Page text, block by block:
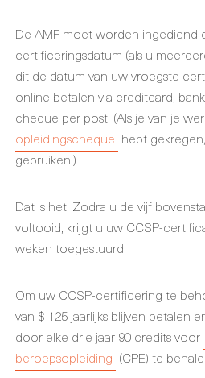
De AMF moet worden ingediend
certificeringsdatum (als u
dit de datum van uw vroegste
online betalen via creditcard,
cheque per post. (Als je van je
opleidingscheque hebt
gebruiken.)
Dat is het! Zodra u de vijf
voltooid, krijgt u uw CCSP-
weken toegestuurd.
Om uw CCSP-certificering te
van $ 125 jaarlijks blijven betalen
door elke drie jaar 90 credits voor
beroepsopleiding (CPE) te